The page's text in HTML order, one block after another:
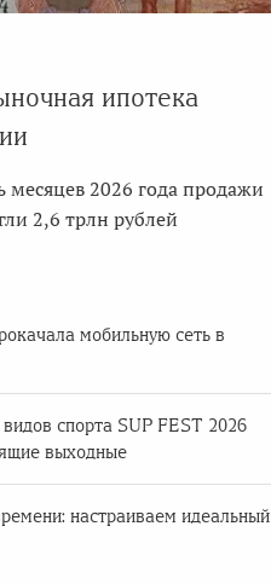
ипотека
2026 года продажи
2,6 трлн рублей
мобильную сеть в
спорта SUP FEST 2026
выходные
настраиваем идеальный